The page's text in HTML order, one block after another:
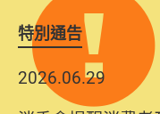
特別通告
2026.06.29